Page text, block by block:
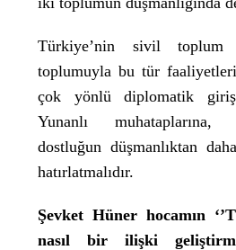
Türkiye’nin sivil toplum
toplumuyla bu tür
çok yönlü diplomatik
Yunanlı muhataplarına,
dostluğun düşmanlıktan
hatırlatmalıdır.
Şevket Hüner hocamın
nasıl bir ilişki